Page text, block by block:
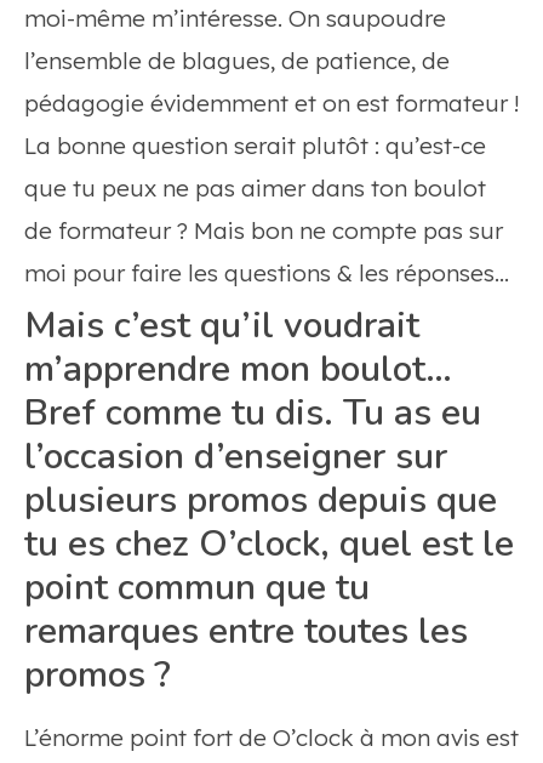
moi-même m’intéresse. On saupoudre
l’ensemble de blagues, de patience, de
pédagogie évidemment et on est formateur !
La bonne question serait plutôt : qu’est-ce
que tu peux ne pas aimer dans ton boulot
de formateur ? Mais bon ne compte pas sur
moi pour faire les questions & les réponses…
Mais c’est qu’il voudrait
m’apprendre mon boulot…
Bref comme tu dis. Tu as eu
l’occasion d’enseigner sur
plusieurs promos depuis que
tu es chez O’clock, quel est le
point commun que tu
remarques entre toutes les
promos ?
L’énorme point fort de O’clock à mon avis est